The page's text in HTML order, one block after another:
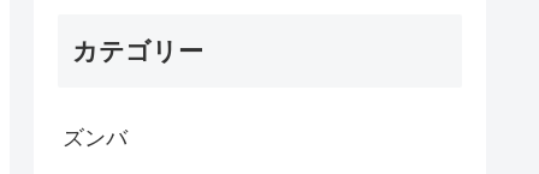
カテゴリー
ズンバ